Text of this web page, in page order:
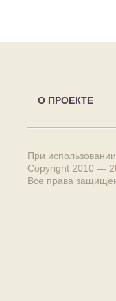
О ПРОЕКТЕ
При
Copyright 2010 —
Все права